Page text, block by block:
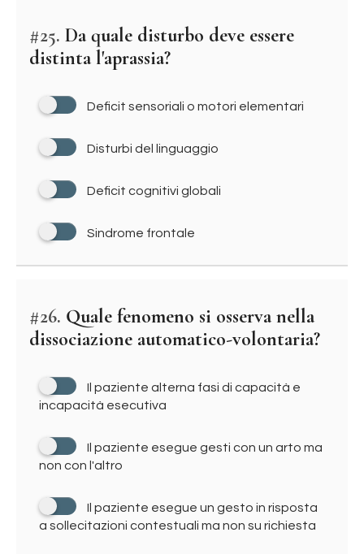
#25. Da quale disturbo deve essere
distinta l'aprassia?
Deficit sensoriali o motori elementari
Disturbi del linguaggio
Deficit cognitivi globali
Sindrome frontale
#26. Quale fenomeno si osserva nella
dissociazione automatico-volontaria?
Il paziente alterna fasi di capacità e
incapacità esecutiva
Il paziente esegue gesti con un arto ma
non con l'altro
Il paziente esegue un gesto in risposta
a sollecitazioni contestuali ma non su richiesta